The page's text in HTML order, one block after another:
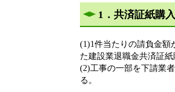
1．共済証紙購
(1)1件当たりの請負金額
た建設業退職金共済証
(2)工事の一部を下請業
る。